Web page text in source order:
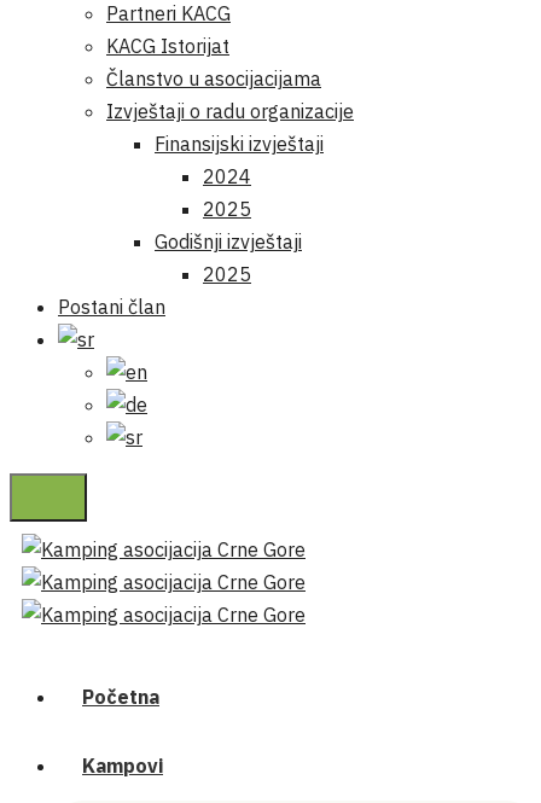
Partneri KACG
KACG Istorijat
Članstvo u asocijacijama
Izvještaji o radu organizacije
Finansijski izvještaji
2024
2025
Godišnji izvještaji
2025
Postani član
Početna
Kampovi